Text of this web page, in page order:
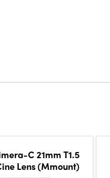
C 21mm T1.5
Lens (Mmount)